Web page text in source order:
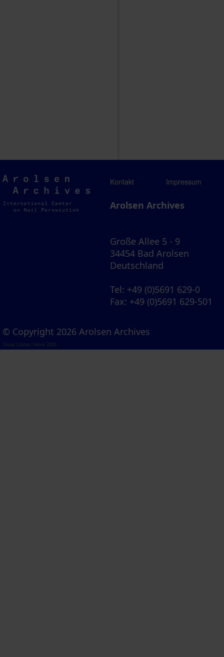
Arolsen
Archives
Kontakt Impressum
Arolsen Archives
Große Allee 5 - 9
34454 Bad Arolsen
Deutschland
Tel: +49 (0)5691 629-0
Fax: +49 (0)5691 629-501
© Copyright 2026 Arolsen Archives
Visual Library Server 2026